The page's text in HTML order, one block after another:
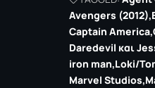
Avengers (2012)
Captain America
Daredevil και
iron man Loki/
Marvel Studios